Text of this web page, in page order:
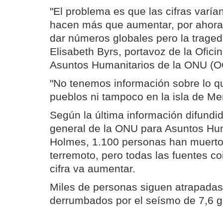
"El problema es que las cifras
hacen más que aumentar, por
dar números globales pero la
Elisabeth Byrs, portavoz de la
Asuntos Humanitarios de la ONU
"No tenemos información sobre lo
pueblos ni tampoco en la isla de
Según la última información
general de la ONU para Asuntos
Holmes, 1.100 personas han
terremoto, pero todas las fuentes
cifra va aumentar.
Miles de personas siguen
derrumbados por el seísmo de 7,6